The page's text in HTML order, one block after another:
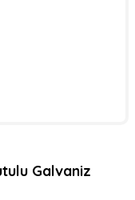
Galvaniz